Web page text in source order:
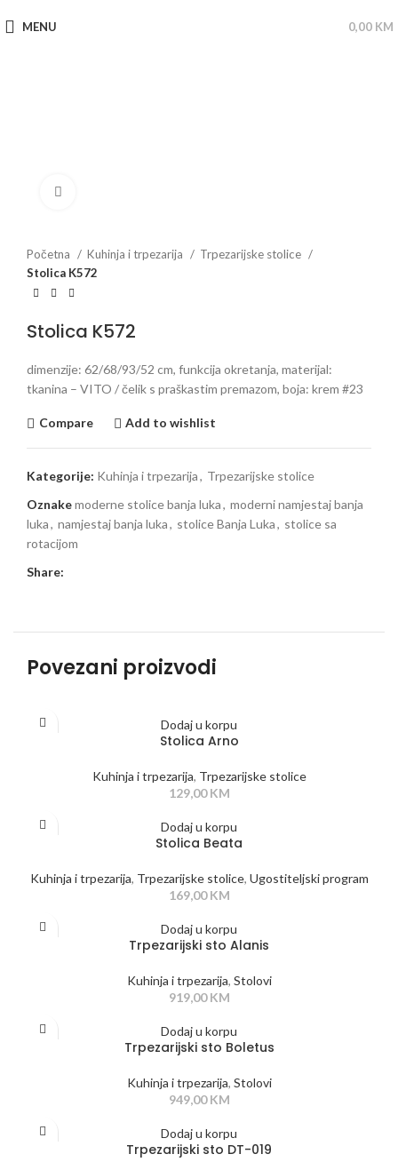
MENU 0,00 KM
Početna Kuhinja i trpezarija
Trpezarijske stolice
Stolica K572
Stolica K572
dimenzije: 62/68/93/52 cm, funkcija okretanja, materijal:
tkanina – VITO / čelik s praškastim premazom, boja: krem ​​#23
Compare Add to wishlist
Kategorije: Kuhinja i trpezarija, Trpezarijske stolice
Oznakemoderne stolice banja luka, moderni namjestaj banja
luka, namjestaj banja luka, stolice Banja Luka, stolice sa
rotacijom
Share:
Povezani proizvodi
Dodaj u korpu
Stolica Arno
Kuhinja i trpezarija, Trpezarijske stolice
129,00KM
Dodaj u korpu
Stolica Beata
Kuhinja i trpezarija, Trpezarijske stolice, Ugostiteljski program
169,00KM
Dodaj u korpu
Trpezarijski sto Alanis
Kuhinja i trpezarija, Stolovi
919,00KM
Dodaj u korpu
Trpezarijski sto Boletus
Kuhinja i trpezarija, Stolovi
949,00KM
Dodaj u korpu
Trpezarijski sto DT-019